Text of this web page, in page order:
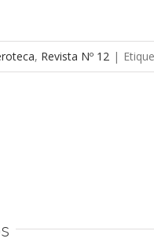
, Revista Nº 12 |